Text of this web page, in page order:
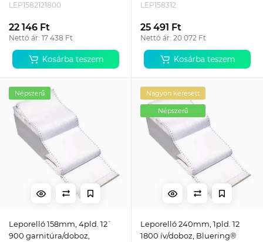
LEP1582121800
22 146 Ft
Nettó ár: 17 438 Ft
Kosárba teszem
LEP158312
25 491 Ft
Nettó ár: 20 072 Ft
Kosárba teszem
Népszerű
Leporelló 158mm, 4pld. 12`
900 garnitúra/doboz,
Nagyon keresett
Népszerű
Leporelló 240mm, 1pld. 12
1800 ív/doboz, Bluering®